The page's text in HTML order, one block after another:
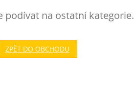
podívat na ostatní kategorie.
ZPĚT DO OBCHODU